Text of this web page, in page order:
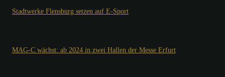
Stadtwerke Flensburg setzen auf E-Sport
MAG-C wächst: ab 2024 in zwei Hallen der Messe Erfurt